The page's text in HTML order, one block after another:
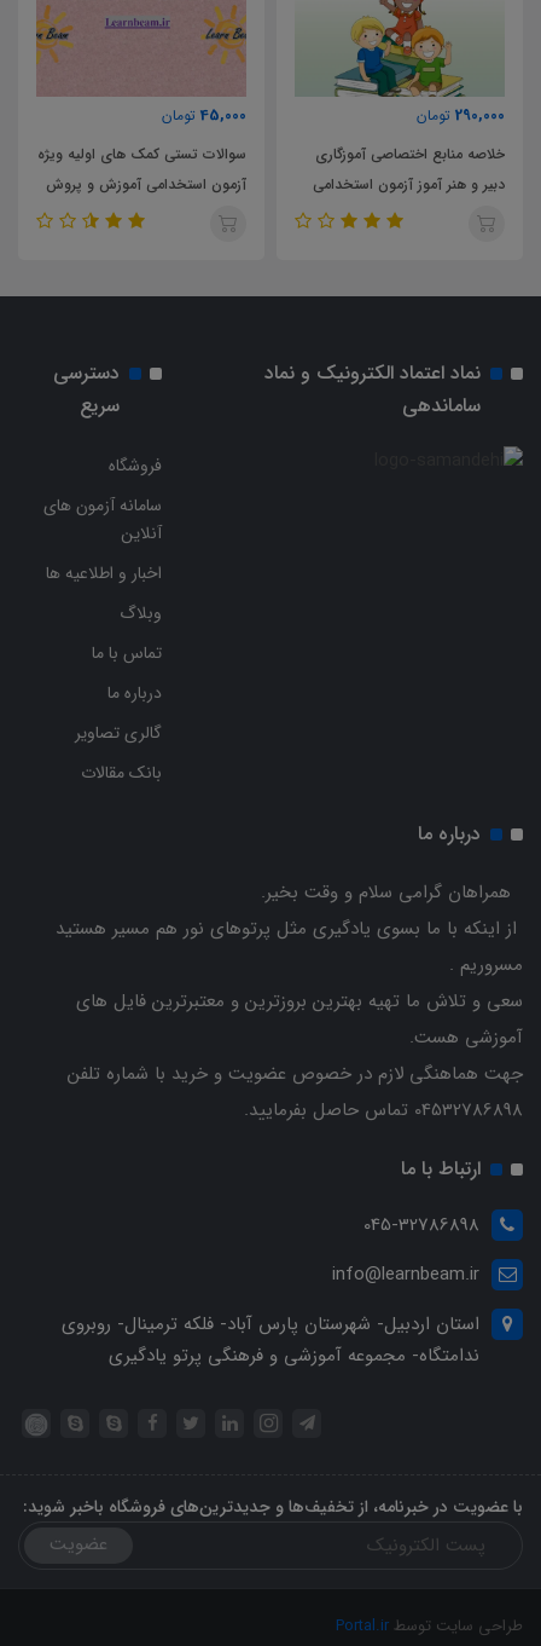
290,000 تومان
خلاصه منابع اختصاصی آموزگاری
دبیر و هنر آموز آزمون استخدامی
آموزش و پرورش
45,000 تومان
سوالات تستی کمک های اولیه ویژه
آزمون استخدامی آموزش و پروش
سال 1403
نماد اعتماد الکترونیک و نماد
ساماندهی
دسترسی
سریع
فروشگاه
سامانه آزمون های
آنلاین
اخبار و اطلاعیه ها
وبلاگ
تماس با ما
درباره ما
گالری تصاویر
بانک مقالات
درباره ما
همراهان گرامی سلام و وقت بخیر.
از اینکه با ما بسوی یادگیری مثل پرتوهای نور هم مسیر هستید
مسروریم .
سعی و تلاش ما تهیه بهترین بروزترین و معتبرترین فایل های
آموزشی هست.
جهت هماهنگی لازم در خصوص عضویت و خرید با شماره تلفن
04532786898 تماس حاصل بفرمایید.
ارتباط با ما
045-32786898
info@learnbeam.ir
استان اردبیل- شهرستان پارس آباد- فلکه ترمینال- روبروی
ندامتگاه- مجموعه آموزشی و فرهنگی پرتو یادگیری
با عضویت در خبرنامه، از تخفیف‌ها و جدیدترین‌های فروشگاه باخبر شوید:
عضویت
طراحی سایت توسط Portal.ir